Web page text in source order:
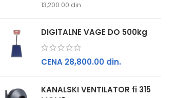
13,200.00 din.
DIGITALNE VAGE DO 500kg
CENA 28,800.00 din.
KANALSKI VENTILATOR fi 315